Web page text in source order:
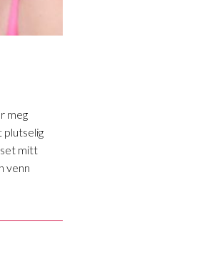
meg
plutselig
mitt
venn